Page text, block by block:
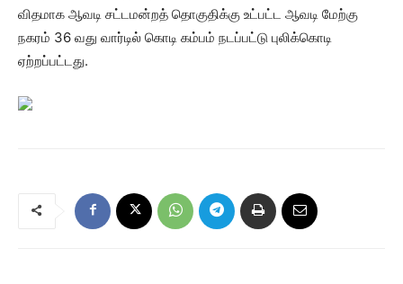
விதமாக ஆவடி சட்டமன்றத் தொகுதிக்கு உட்பட்ட ஆவடி மேற்கு
நகரம் 36 வது வார்டில் கொடி கம்பம் நடப்பட்டு புலிக்கொடி
ஏற்றப்பட்டது.